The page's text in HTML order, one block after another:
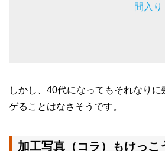
間入
しかし、40代になってもそれなり
ゲることはなさそうです。
加工写真（コラ）もけっこ